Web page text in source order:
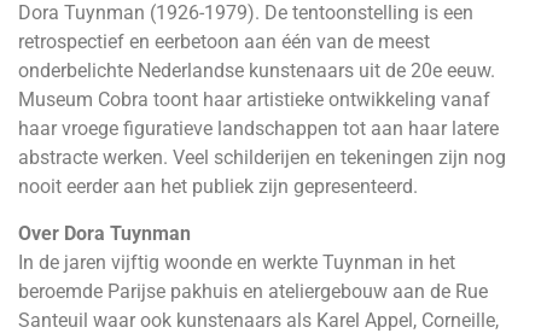
Dora Tuynman (1926-1979). De tentoonstelling is een
retrospectief en eerbetoon aan één van de meest
onderbelichte Nederlandse kunstenaars uit de 20e eeuw.
Museum Cobra toont haar artistieke ontwikkeling vanaf
haar vroege figuratieve landschappen tot aan haar latere
abstracte werken. Veel schilderijen en tekeningen zijn nog
nooit eerder aan het publiek zijn gepresenteerd.
Over Dora Tuynman
In de jaren vijftig woonde en werkte Tuynman in het
beroemde Parijse pakhuis en ateliergebouw aan de Rue
Santeuil waar ook kunstenaars als Karel Appel, Corneille,